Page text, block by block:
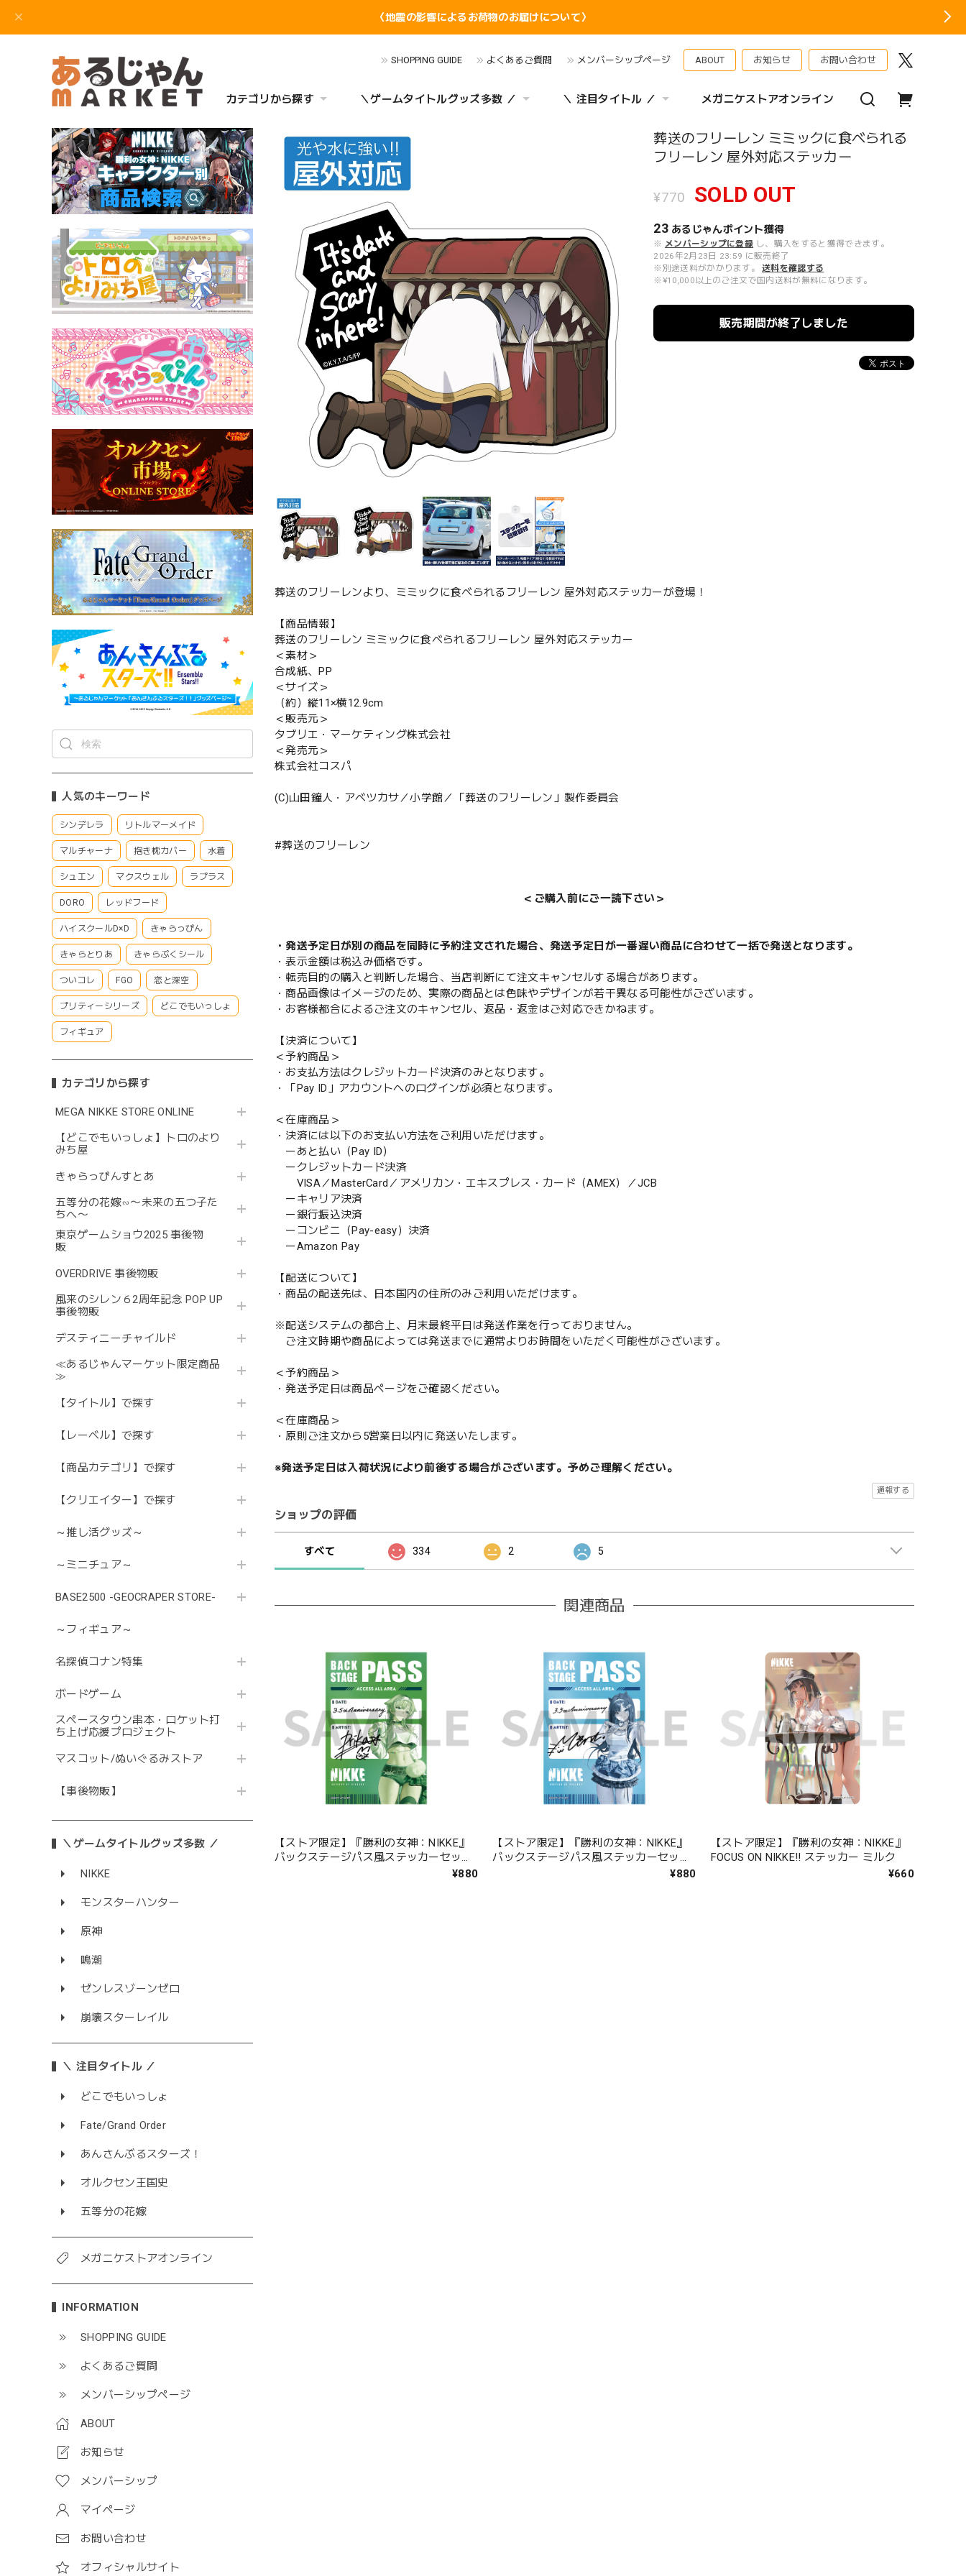
〈地震の影響によるお荷物のお届けについて〉
SHOPPING GUIDE よくあるご質問 メンバーシップページ ABOUT お知らせ お問い合わせ
カテゴリから探す ＼ゲームタイトルグッズ多数 ／ ＼ 注目タイトル ／ メガニケストアオンライン
人気のキーワード
シンデレラ リトルマーメイド
マルチャーナ 抱き枕カバー 水着
シュエン マクスウェル ラプラス
DORO レッドフード
ハイスクールD×D きゃらっぴん
きゃらとりあ きゃらぷくシール
ついコレ FGO 恋と深空
プリティーシリーズ どこでもいっしょ
フィギュア
カテゴリから探す
MEGA NIKKE STORE ONLINE
【どこでもいっしょ】トロのより
みち屋
きゃらっぴんすとあ
五等分の花嫁∽〜未来の五つ子た
ちへ〜
東京ゲームショウ2025 事後物
販
OVERDRIVE 事後物販
風来のシレン６2周年記念 POP UP
事後物販
デスティニーチャイルド
≪あるじゃんマーケット限定商品
≫
【タイトル】で探す
【レーベル】で探す
【商品カテゴリ】で探す
【クリエイター】で探す
～推し活グッズ～
～ミニチュア～
BASE2500 -GEOCRAPER STORE-
～フィギュア～
名探偵コナン特集
ボードゲーム
スペースタウン串本・ロケット打
ち上げ応援プロジェクト
マスコット/ぬいぐるみストア
【事後物販】
＼ゲームタイトルグッズ多数 ／
NIKKE
モンスターハンター
原神
鳴潮
ゼンレスゾーンゼロ
崩壊スターレイル
＼ 注目タイトル ／
どこでもいっしょ
Fate/Grand Order
あんさんぶるスターズ！
オルクセン王国史
五等分の花嫁
メガニケストアオンライン
INFORMATION
SHOPPING GUIDE
よくあるご質問
メンバーシップページ
ABOUT
お知らせ
メンバーシップ
マイページ
お問い合わせ
オフィシャルサイト
葬送のフリーレン ミミックに食べられる
フリーレン 屋外対応ステッカー
¥770 SOLD OUT
23 あるじゃんポイント獲得
※ メンバーシップに登録 し、購入をすると獲得できます。
2026年2月23日 23:59 に販売終了
※別途送料がかかります。
送料を確認する
※¥10,000以上のご注文で国内送料が無料になります。
販売期間が終了しました
葬送のフリーレンより、ミミックに食べられるフリーレン 屋外対応ステッカーが登場！
【商品情報】
葬送のフリーレン ミミックに食べられるフリーレン 屋外対応ステッカー
＜素材＞
合成紙、PP
＜サイズ＞
（約）縦11×横12.9cm
＜販売元＞
タブリエ・マーケティング株式会社
＜発売元＞
株式会社コスパ
(C)山田鐘人・アベツカサ／小学館／「葬送のフリーレン」製作委員会
#葬送のフリーレン
＜ご購入前にご一読下さい＞
・発送予定日が別の商品を同時に予約注文された場合、発送予定日が一番遅い商品に合わせて一括で発送となります。
・表示金額は税込み価格です。
・転売目的の購入と判断した場合、当店判断にて注文キャンセルする場合があります。
・商品画像はイメージのため、実際の商品とは色味やデザインが若干異なる可能性がございます。
・お客様都合によるご注文のキャンセル、返品・返金はご対応できかねます。
【決済について】
＜予約商品＞
・お支払方法はクレジットカード決済のみとなります。
・「Pay ID」アカウントへのログインが必須となります。
＜在庫商品＞
・決済には以下のお支払い方法をご利用いただけます。
ーあと払い（Pay ID）
ークレジットカード決済
VISA／MasterCard／アメリカン・エキスプレス・カード（AMEX）／JCB
ーキャリア決済
ー銀行振込決済
ーコンビニ（Pay-easy）決済
ーAmazon Pay
【配送について】
・商品の配送先は、日本国内の住所のみご利用いただけます。
※配送システムの都合上、月末最終平日は発送作業を行っておりません。
ご注文時期や商品によっては発送までに通常よりお時間をいただく可能性がございます。
＜予約商品＞
・発送予定日は商品ページをご確認ください。
＜在庫商品＞
・原則ご注文から5営業日以内に発送いたします。
※発送予定日は入荷状況により前後する場合がございます。予めご理解ください。
通報する
ショップの評価
すべて 334 2 5
関連商品
【ストア限定】『勝利の女神：NIKKE』
バックステージパス風ステッカーセット
¥880
【ストア限定】『勝利の女神：NIKKE』
バックステージパス風ステッカーセット
¥880
【ストア限定】『勝利の女神：NIKKE』
FOCUS ON NIKKE!! ステッカー ミルク
¥660